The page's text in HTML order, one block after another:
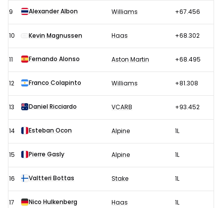
9 Alexander Albon Williams +67.456
10 Kevin Magnussen Haas +68.302
11 Fernando Alonso Aston Martin +68.495
12 Franco Colapinto Williams +81.308
13 Daniel Ricciardo VCARB +93.452
14 Esteban Ocon Alpine 1L
15 Pierre Gasly Alpine 1L
16 Valtteri Bottas Stake 1L
17 Nico Hulkenberg Haas 1L